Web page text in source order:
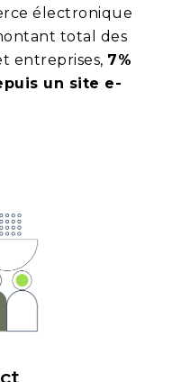
électronique
total des
entreprises, 7%
un site e-